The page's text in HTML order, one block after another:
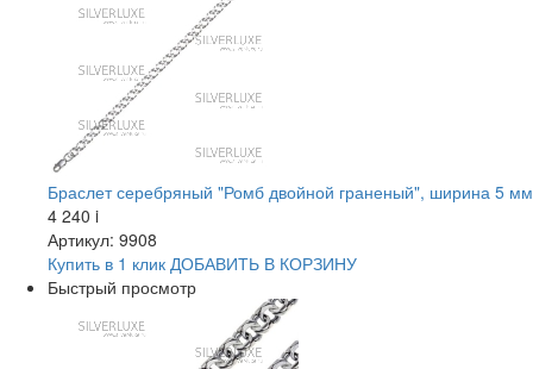
Браслет серебряный "Ромб двойной граненый", ширина 5 мм
4 240 i
Артикул: 9908
Купить в 1 клик ДОБАВИТЬ В КОРЗИНУ
Быстрый просмотр